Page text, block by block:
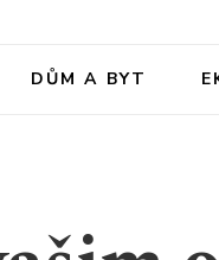
DŮM A BYT